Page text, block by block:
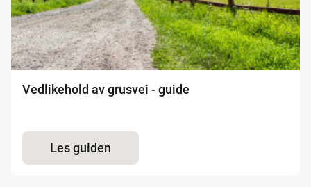
Vedlikehold av grusvei - guide
Les guiden